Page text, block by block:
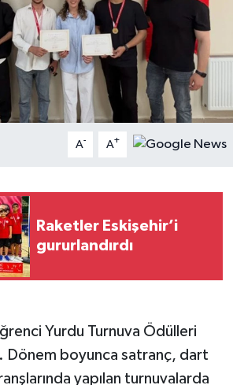
A- A+
Raketler Eskişehir’i
gururlandırdı
Yurdu Turnuva Ödülleri
Dönem boyunca satranç, dart
yapılan turnuvalarda